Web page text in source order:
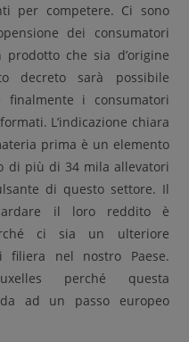
per competere. Ci sono
dei consumatori
che sia d’origine
decreto sarà possibile
i consumatori
L’indicazione chiara
prima è un elemento
di più di 34 mila allevatori
di questo settore. Il
il loro reddito è
ci sia un ulteriore
filiera nel nostro Paese.
perché questa
ad un passo europeo